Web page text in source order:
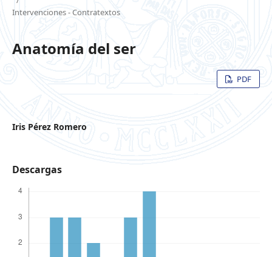
Intervenciones - Contratextos
Anatomía del ser
PDF
Iris Pérez Romero
Descargas